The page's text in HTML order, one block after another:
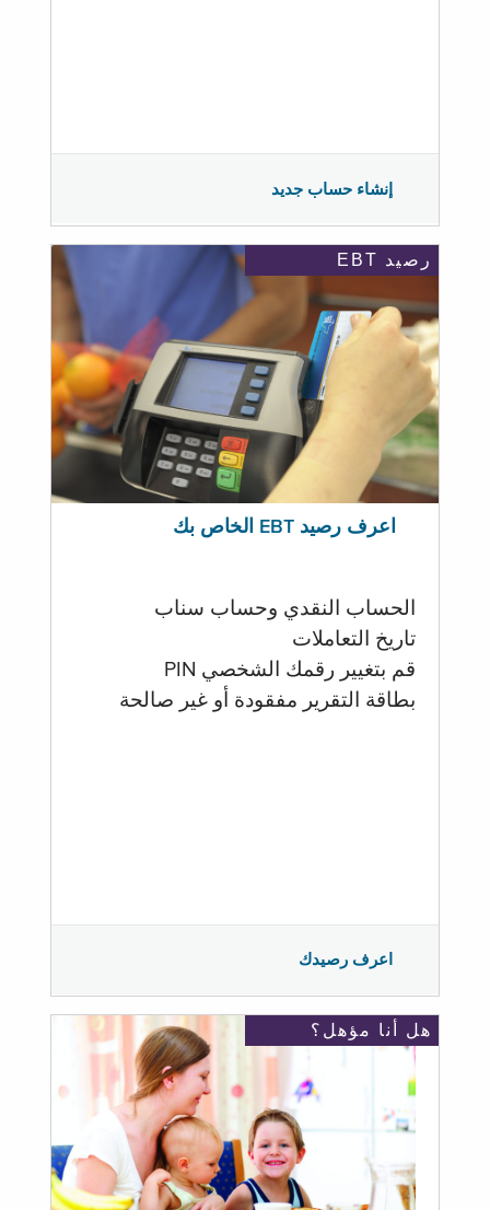
إنشاء حساب جديد
رصيد EBT
اعرف رصيد EBT الخاص بك
الحساب النقدي وحساب سناب
تاريخ التعاملات
قم بتغيير رقمك الشخصي PIN
بطاقة التقرير مفقودة أو غير صالحة
اعرف رصيدك
هل أنا مؤهل؟